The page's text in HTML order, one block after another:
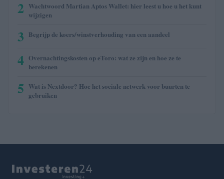
2 Wachtwoord Martian Aptos Wallet: hier leest u hoe u het kunt
wijzigen
3 Begrijp de koers/winstverhouding van een aandeel
4 Overnachtingskosten op eToro: wat ze zijn en hoe ze te
berekenen
5 Wat is Nextdoor? Hoe het sociale netwerk voor buurten te
gebruiken